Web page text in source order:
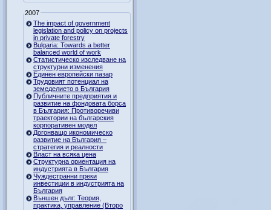
2007
The impact of government
legislation and policy on projects
in private forestry
Bulgaria: Towards a better
balanced world of work
Статистическо изследване на
структурни изменения
Единен европейски пазар
Трудовият потенциал на
земеделието в България
Публичните предприятия и
развитие на фондовата борса
в България: Противоречиви
траектории на българския
корпоративен модел
Догонващо икономическо
развитие на България –
стратегия и реалности
Власт на всяка цена
Структурна ориентация на
индустрията в България
Чуждестранни преки
инвестиции в индустрията на
България
Външен дълг: Теория,
практика, управление (Второ